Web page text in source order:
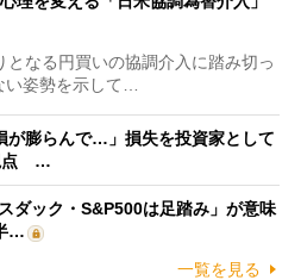
なる円買いの協調介入に踏み切っ
姿勢を示して…
が膨らんで…」損失を投資家として
点 …
ダック・S&P500は足踏み」が意味
…
一覧を見る